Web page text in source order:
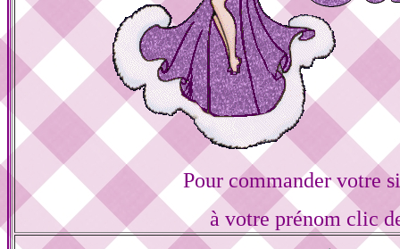
Pour commander votre
à votre prénom clic